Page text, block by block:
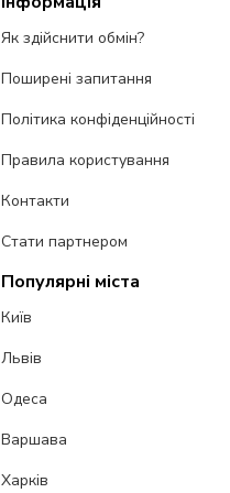
Як здійснити обмін?
Поширені запитання
Політика конфіденційності
Правила користування
Контакти
Стати партнером
Популярні міста
Київ
Львів
Одеса
Варшава
Харків